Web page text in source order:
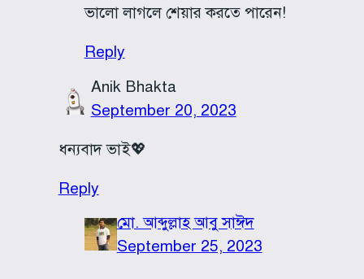
ভালো লাগলে শেয়ার করতে পারেন!
Reply
Anik Bhakta
September 20, 2023
ধন্যবাদ ভাই💖
Reply
মো. আব্দুল্লাহ আবু সাঈদ
September 25, 2023